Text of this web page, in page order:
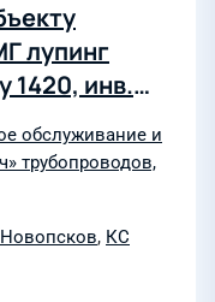
лупинг
1420, инв.
участок км
АО
обслуживание и
трубопроводов,
, КС